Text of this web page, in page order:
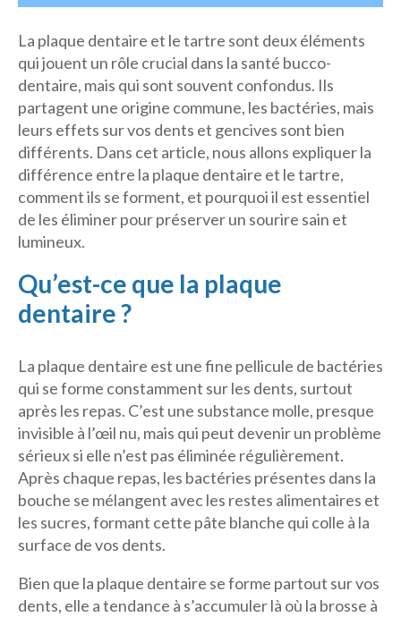
Nous joindre
Politique de confidentialité
La plaque dentaire et le tartre sont deux éléments
qui jouent un rôle crucial dans la santé bucco-
dentaire, mais qui sont souvent confondus. Ils
partagent une origine commune, les bactéries, mais
leurs effets sur vos dents et gencives sont bien
différents. Dans cet article, nous allons expliquer la
différence entre la plaque dentaire et le tartre,
comment ils se forment, et pourquoi il est essentiel
de les éliminer pour préserver un sourire sain et
lumineux.
Qu’est-ce que la plaque
dentaire ?
La plaque dentaire est une fine pellicule de bactéries
qui se forme constamment sur les dents, surtout
après les repas. C’est une substance molle, presque
invisible à l’œil nu, mais qui peut devenir un problème
sérieux si elle n’est pas éliminée régulièrement.
Après chaque repas, les bactéries présentes dans la
bouche se mélangent avec les restes alimentaires et
les sucres, formant cette pâte blanche qui colle à la
surface de vos dents.
Bien que la plaque dentaire se forme partout sur vos
dents, elle a tendance à s’accumuler là où la brosse à